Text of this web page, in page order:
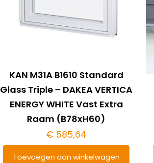
KAN M31A B1610 Standard
Glass Triple – DAKEA VERTICA
ENERGY WHITE Vast Extra
Raam (B78xH60)
€ 585,64
Toevoegen aan winkelwagen